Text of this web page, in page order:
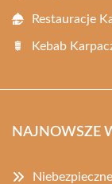
Restauracje
Kebab
NAJNOWSZE